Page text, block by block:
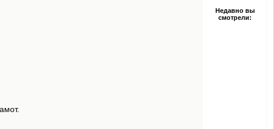
Недавно вы
смотрели: